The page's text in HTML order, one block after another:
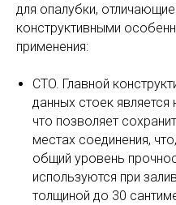
для опалубки,
конструктивными
применения:
CTO. Главной
данных стоек
что позволяет
местах соединения,
общий уровень
используются при
толщиной до 30